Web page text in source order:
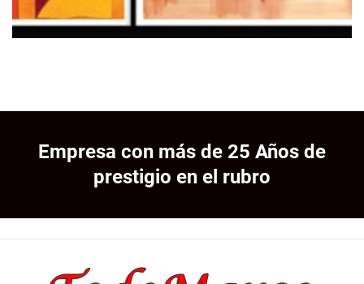
Empresa con más de 25 Años de
prestigio en el rubro